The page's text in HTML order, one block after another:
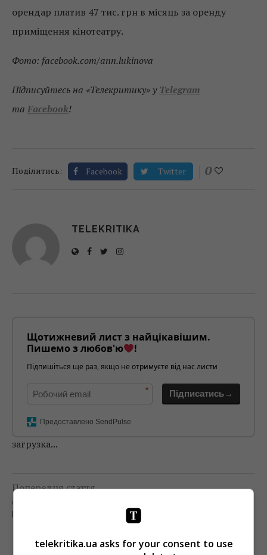
орендар платив 47 тис. грн в місяць за оренду
приміщення кінотеатру.
Фото: facebook.com/ann.lukinova
Підписуйтесь на «Телекритику» у Telegram
та Facebook!
Поділитись: Facebook Twitter 0
TELEKRITIKA
Щотижневий лист з найцікавішим.
Пишемо з любов'ю
!
Підпишіться ще раз, якщо не отримуєте від нас листи
* Підписатись→
Предоставлено SendPulse
загрузка...
Попередня стаття
СБУ БЛОКУВАЛА МЕРЕЖУ БОТОФЕРМ, ЯКІ
ПОШИРЮВАЛИ ДЕЗІНФОРМАЦІЮ ПРО УКРАЇНУ
Наступна стаття
У INSTAGRAM З’ЯВИВСЯ ФЕЙКОВИЙ АКАУНТ,
telekritika.ua asks for your consent to use